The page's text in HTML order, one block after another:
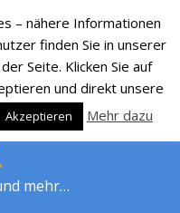
1929
mehr…
– nähere Informationen
finden Sie in unserer
Seite. Klicken Sie auf
und direkt unsere
Akzeptieren Mehr dazu